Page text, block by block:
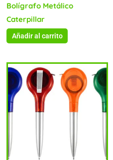
Bolígrafo Metálico
Caterpillar
Añadir al carrito